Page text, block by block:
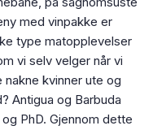
med vinpakke er
type matopplevelser
vi selv velger når vi
kvinner ute og
Antigua og Barbuda
PhD. Gjennom dette